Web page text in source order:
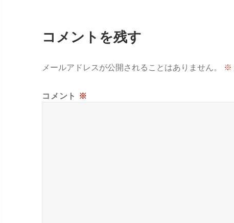
コメントを残す
メールアドレスが公開されることはありません。 ※
コメント ※